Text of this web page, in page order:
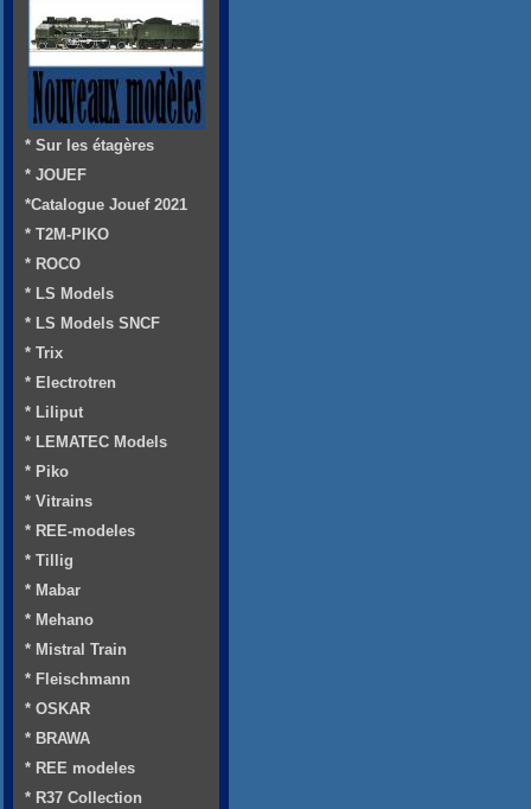
* Sur les étagères
* JOUEF
*Catalogue Jouef 2021
* T2M-PIKO
* ROCO
* LS Models
* LS Models SNCF
* Trix
* Electrotren
* Liliput
* LEMATEC Models
* Piko
* Vitrains
* REE-modeles
* Tillig
* Mabar
* Mehano
* Mistral Train
* Fleischmann
* OSKAR
* BRAWA
* REE modeles
* R37 Collection